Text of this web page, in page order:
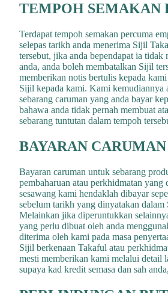
TEMPOH SEMAKAN
Terdapat tempoh semakan percuma
selepas tarikh anda menerima Sijil
tersebut, jika anda bependapat ia tidak
anda, anda boleh membatalkan Sijil
memberikan notis bertulis kepada
Sijil kepada kami. Kami kemudiannya
sebarang caruman yang anda bayar
bahawa anda tidak pernah membuat
sebarang tuntutan dalam tempoh
BAYARAN CARUMAN
Bayaran caruman untuk sebarang
pembaharuan atau perkhidmatan yang
sesawang kami hendaklah dibayar
sebelum tarikh yang dinyatakan
Melainkan jika diperuntukkan
yang perlu dibuat oleh anda
diterima oleh kami pada masa
Sijil berkenaan Takaful atau
mesti memberikan kami melalui detail
supaya kad kredit semasa dan sah